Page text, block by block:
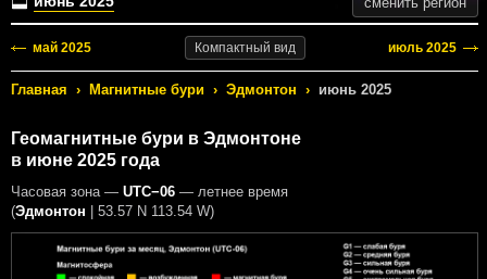
май 2025 Компактный вид июль 2025
Главная › Магнитные бури › Эдмонтон › июнь 2025
Геомагнитные бури в Эдмонтоне
в июне 2025 года
Часовая зона — UTC−06 — летнее время
(Эдмонтон | 53.57 N 113.54 W)